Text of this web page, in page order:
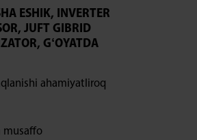
ESHIK, INVERTER
JUFT GIBRID
GʻOYATDA
ahamiyatliroq
musaffo